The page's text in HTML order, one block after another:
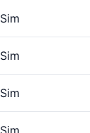
Sim
Sim
Sim